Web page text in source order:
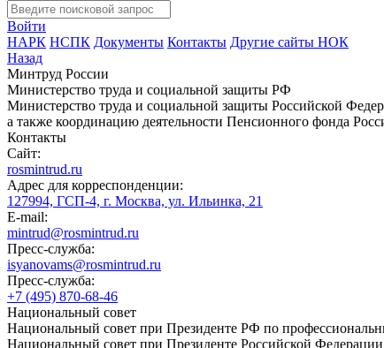
Войти
НАРК НСПК Документы Контакты Другие сайты НОК
Назад
Минтруд России
Министерство труда и социальной защиты РФ
Министерство труда и социальной защиты Российской
а также координацию деятельности Пенсионного фонда
Контакты
Сайт:
rosmintrud.ru
Адрес для корреспонденции:
127994, ГСП-4, г. Москва, ул. Ильинка, 21
E-mail:
mintrud@rosmintrud.ru
Пресс-служба:
isyanovams@rosmintrud.ru
Пресс-служба:
+7 (495) 870-68-46
Национальный совет
Национальный совет при Президенте РФ по
Национальный совет при Президенте Российской